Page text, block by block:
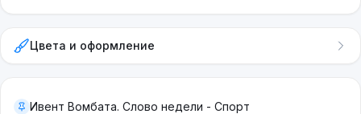
Цвета и оформление
Ивент Вомбата. Слово недели - Спорт